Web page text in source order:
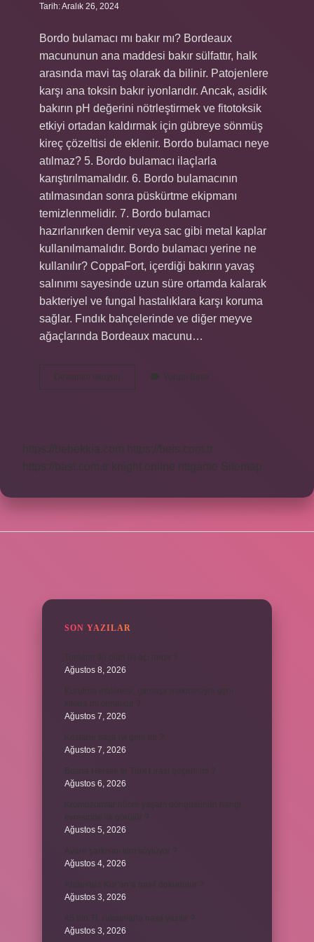
Tarih: Aralık 26, 2024
Bordo bulamacı mı bakır mı? Bordeaux
macununun ana maddesi bakır sülfattır, halk
arasında mavi taş olarak da bilinir. Patojenlere
karşı ana toksin bakır iyonlarıdır. Ancak, asidik
bakırın pH değerini nötrleştirmek ve fitotoksik
etkiyi ortadan kaldırmak için gübreye sönmüş
kireç çözeltisi de eklenir. Bordo bulamacı neye
atılmaz? 5. Bordo bulamacı ilaçlarla
karıştırılmamalıdır. 6. Bordo bulamacının
atılmasından sonra püskürtme ekipmanı
temizlenmelidir. 7. Bordo bulamacı
hazırlanırken demir veya sac gibi metal kaplar
kullanılmamalıdır. Bordo bulamacı yerine ne
kullanılır? CoppaFort, içerdiği bakırın yavaş
salınımı sayesinde uzun süre ortamda kalarak
bakteriyel ve fungal hastalıklara karşı koruma
sağlar. Fındık bahçelerinde ve diğer meyve
ağaçlarında Bordeaux macunu…
Devamını okuyun
Bulamacı
Yorum Bırak
https://bebekkia.com
https://beis.com.tr
https://basi.com.tr
knight online nttgame Sitemap
SON YAZILAR
Ağustos 8, 2026
Ağustos 7, 2026
Ağustos 7, 2026
Ağustos 6, 2026
Ağustos 5, 2026
Ağustos 4, 2026
Ağustos 3, 2026
Ağustos 3, 2026